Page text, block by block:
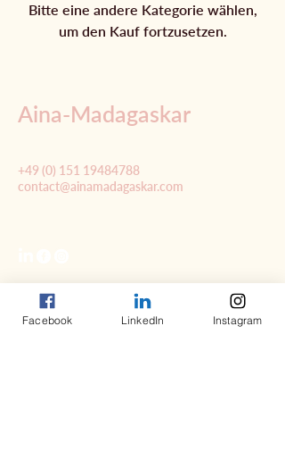
Bitte eine andere Kategorie wählen,
um den Kauf fortzusetzen.
Aina-Madagaskar
+49 (0) 151 19484788
contact@ainamadagaskar.com
Facebook LinkedIn Instagram